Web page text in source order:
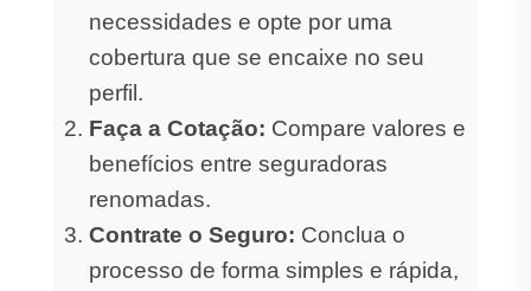
necessidades e opte por uma
cobertura que se encaixe no seu
perfil.
Faça a Cotação: Compare valores e
benefícios entre seguradoras
renomadas.
Contrate o Seguro: Conclua o
processo de forma simples e rápida,